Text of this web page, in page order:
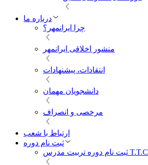
درباره ما
چرا ایرانمهر؟
منشور اخلاقی ایرانمهر
انتقادات، پیشنهادات
دانشجویان مهمان
مرخصی و انصراف
ارتباط با شعب
ثبت نام دوره
ثبت نام دوره تربیت مدرس T.T.C